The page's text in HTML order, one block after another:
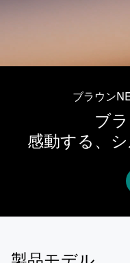
ブラウン
ブ
感動する、